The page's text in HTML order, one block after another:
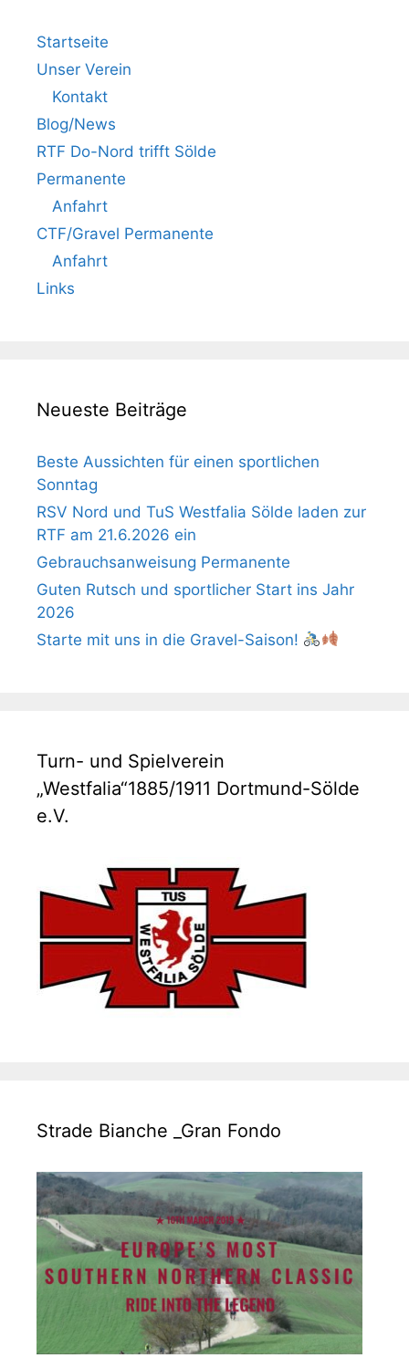
Startseite
Unser Verein
Kontakt
Blog/News
RTF Do-Nord trifft Sölde
Permanente
Anfahrt
CTF/Gravel Permanente
Anfahrt
Links
Neueste Beiträge
Beste Aussichten für einen sportlichen
Sonntag
RSV Nord und TuS Westfalia Sölde laden zur
RTF am 21.6.2026 ein
Gebrauchsanweisung Permanente
Guten Rutsch und sportlicher Start ins Jahr
2026
Starte mit uns in die Gravel-Saison!
Turn- und Spielverein
„Westfalia“1885/1911 Dortmund-Sölde
e.V.
Strade Bianche _Gran Fondo